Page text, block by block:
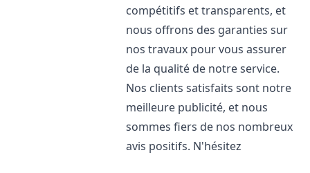
compétitifs et transparents, et
nous offrons des garanties sur
nos travaux pour vous assurer
de la qualité de notre service.
Nos clients satisfaits sont notre
meilleure publicité, et nous
sommes fiers de nos nombreux
avis positifs. N'hésitez